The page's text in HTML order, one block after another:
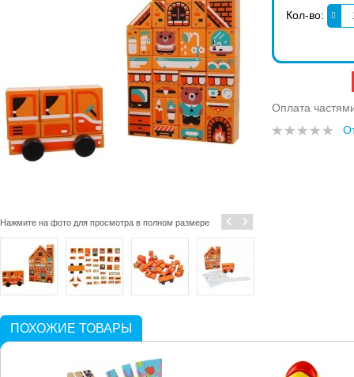
Нажмите на фото для просмотра в полном размере ‹ ›
Кол-во:
Оплата
ПОХОЖИЕ ТОВАРЫ